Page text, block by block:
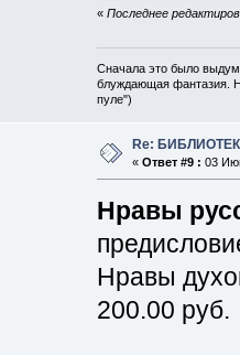
« Последнее
Сначала это было
блуждающая фантазия.
пуле")
Re:
« Ответ #9 : 03
Нравы
Нравы
200.00 руб.